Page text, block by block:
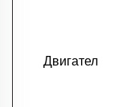
Двигател